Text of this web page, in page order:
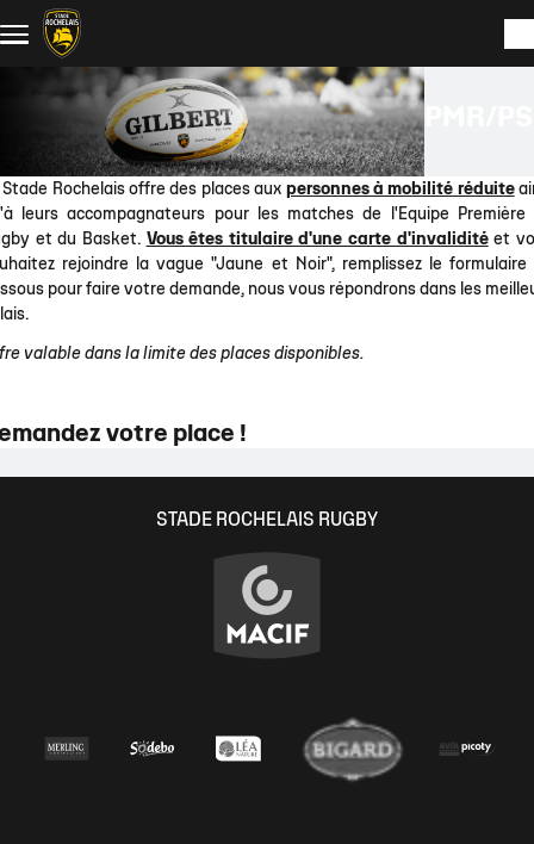
Aller au contenu principal
Stade Rochelais offre des places aux personnes à mobilité réduite
leurs accompagnateurs pour les matches de l'Equipe Première
et du Basket. Vous êtes titulaire d'une carte d'invaliditéet
rejoindre la vague "Jaune et Noir", remplissez le formulaire
pour faire votre demande, nous vous répondrons dans les
valable dans la limite des places disponibles.
votre place !
STADE ROCHELAIS RUGBY